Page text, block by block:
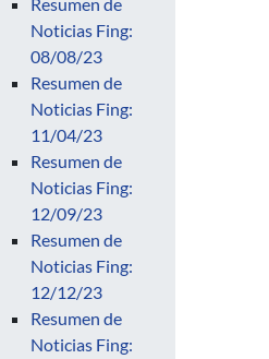
Noticias Fing:
08/08/23
Resumen de
Noticias Fing:
11/04/23
Resumen de
Noticias Fing:
12/09/23
Resumen de
Noticias Fing:
12/12/23
Resumen de
Noticias Fing: